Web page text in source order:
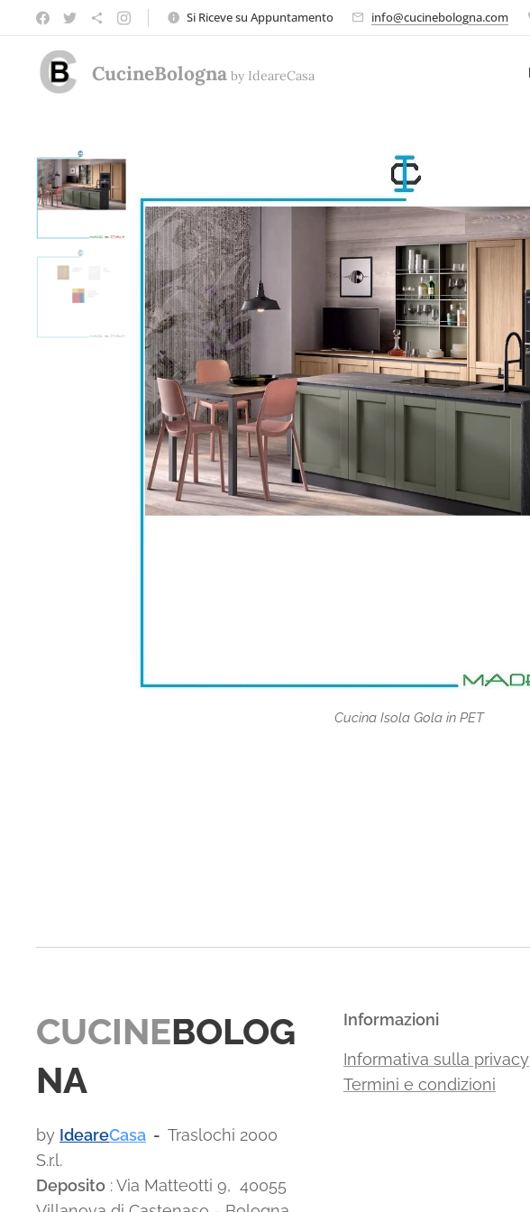
Si Riceve su Appuntamento info@cucinebologna.com
CucineBologna by IdeareCasa
Cucina Isola Gola in PET
Cucina Industrial in PET Grafite tinte
CUCINEBOLOG
NA
by IdeareCasa - Traslochi 2000
S.r.l.
Deposito : Via Matteotti 9, 40055
Informazioni
Informativa sulla privacy
Termini e condizioni